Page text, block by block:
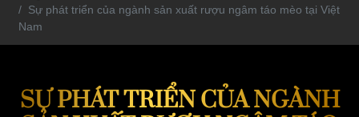
Sự phát triển của ngành sản xuất rượu ngâm táo mèo tại Việt
Nam
SỰ PHÁT TRIỂN CỦA NGÀNH